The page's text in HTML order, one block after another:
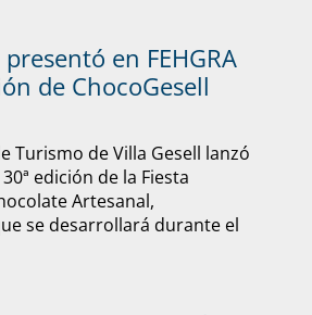
en FEHGRA
de ChocoGesell
Turismo de Villa Gesell lanzó
edición de la Fiesta
Artesanal,
se desarrollará durante el